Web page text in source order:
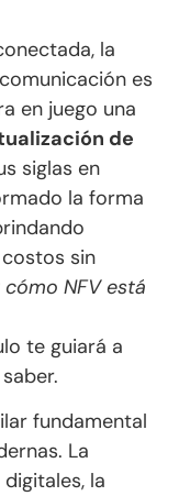
la
es
en juego una
de
siglas en
la forma
sin
NFV está
te guiará a
fundamental
La
la